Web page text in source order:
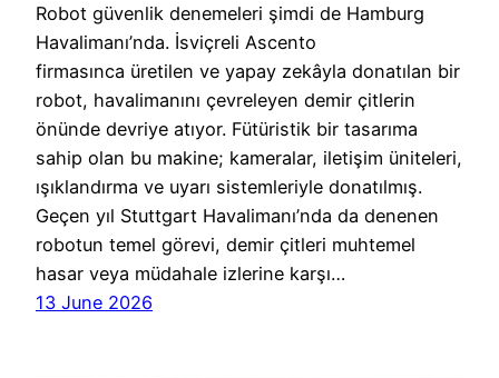
Robot güvenlik denemeleri şimdi de Hamburg
Havalimanı’nda. İsviçreli Ascento
firmasınca üretilen ve yapay zekâyla donatılan bir
robot, havalimanını çevreleyen demir çitlerin
önünde devriye atıyor. Fütüristik bir tasarıma
sahip olan bu makine; kameralar, iletişim üniteleri,
ışıklandırma ve uyarı sistemleriyle donatılmış.
Geçen yıl Stuttgart Havalimanı’nda da denenen
robotun temel görevi, demir çitleri muhtemel
hasar veya müdahale izlerine karşı…
13 June 2026